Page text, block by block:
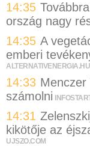
14:35
ország nagy
14:35 A
emberi
ALTERNATIVENERGIA.HU
14:33 Menczer
számolni
14:31
kikötője az
UJSZO.COM